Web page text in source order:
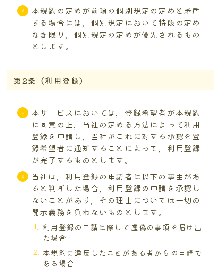
本規約の定めが前項の個別規定の定めと矛盾
する場合には，個別規定において特段の定め
なき限り，個別規定の定めが優先されるもの
とします。
第2条（利用登録）
本サービスにおいては，登録希望者が本規約
に同意の上，当社の定める方法によって利用
登録を申請し，当社がこれに対する承認を登
録希望者に通知することによって，利用登録
が完了するものとします。
当社は，利用登録の申請者に以下の事由があ
ると判断した場合，利用登録の申請を承認し
ないことがあり，その理由については一切の
開示義務を負わないものとします。
利用登録の申請に際して虚偽の事項を届け出
た場合
本規約に違反したことがある者からの申請で
ある場合